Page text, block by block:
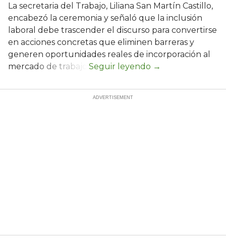
La secretaria del Trabajo, Liliana San Martín Castillo,
encabezó la ceremonia y señaló que la inclusión
laboral debe trascender el discurso para convertirse
en acciones concretas que eliminen barreras y
generen oportunidades reales de incorporación al
mercado de trabajo.